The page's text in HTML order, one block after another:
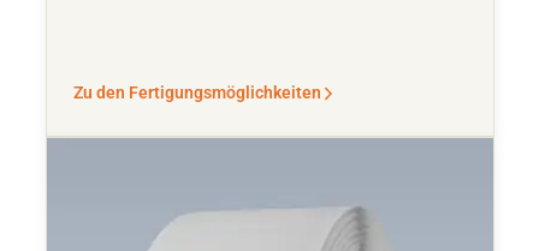
Zu den Fertigungsmöglichkeiten